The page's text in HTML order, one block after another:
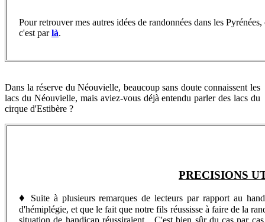
Pour retrouvermes autres idées de randonnées dans les
c'est parlà.
Dans la réserve du Néouvielle, beaucoup sans doute connaissent les
lacs du Néouvielle, mais aviez-vous déjà entendu parler des lacs du
cirque d'Estibère ?
PRECISIONS
♦
Suite à plusieurs remarques de lecteurs par rapport au
d'hémiplégie, et que le fait que notre fils réussisse à faire de la
situation de handicap réussiraient... C'est bien sûr du cas par